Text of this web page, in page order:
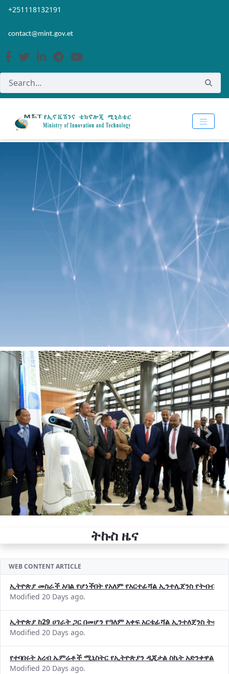
Skip to Main Content
Open Accessibility Menu
+251118132191
contact@mint.gov.et
Previous Next
ትኩስ ዜና
WEB CONTENT ARTICLE
ኢትዮጵያ መስራች አባል የሆነችበት የአለም የአርተፊሻል ኢንተሊጀንስ የትብብር
Modified 20 Days ago.
ኢትዮጵያ ከ29 ሀገራት ጋር በመሆን የዓለም አቀፍ አርቴፊሻል ኢንተለጀንስ
Modified 20 Days ago.
የተባበሩት አረብ ኤምሬቶች ሚኒስትር የኢትዮጵያን ዲጂታል ስኬት አድንቀዋል
Modified 20 Days ago.